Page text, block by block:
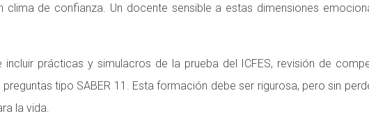
de confianza. Un docente sensible a estas dimensiones
prácticas y simulacros de la prueba del ICFES, revisión de
tipo SABER 11. Esta formación debe ser rigurosa, pero sin
la vida.